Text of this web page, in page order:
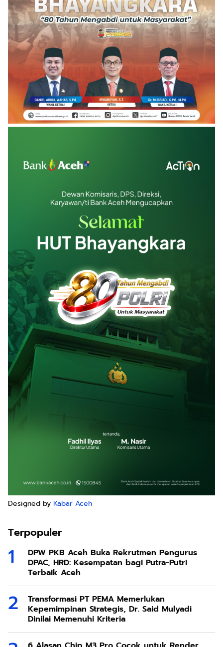
Designed by Kabar Aceh
Terpopuler
DPW PKB Aceh Buka Rekrutmen Pengurus
DPAC, HRD: Kesempatan bagi Putra-Putri
Terbaik Aceh
Transformasi PT PEMA Memerlukan
Kepemimpinan Strategis, Dr. Said Mulyadi
Dinilai Memenuhi Kriteria